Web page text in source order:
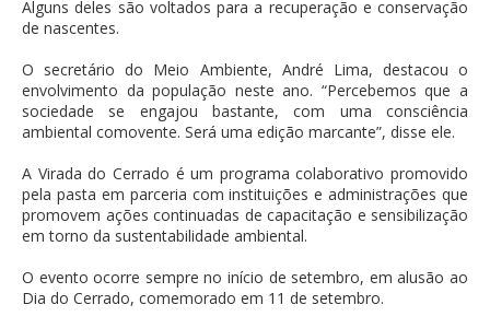
Alguns deles são voltados para a recuperação e conservação
de nascentes.
O secretário do Meio Ambiente, André Lima, destacou o
envolvimento da população neste ano. “Percebemos que a
sociedade se engajou bastante, com uma consciência
ambiental comovente. Será uma edição marcante”, disse ele.
A Virada do Cerrado é um programa colaborativo promovido
pela pasta em parceria com instituições e administrações que
promovem ações continuadas de capacitação e sensibilização
em torno da sustentabilidade ambiental.
O evento ocorre sempre no início de setembro, em alusão ao
Dia do Cerrado, comemorado em 11 de setembro.